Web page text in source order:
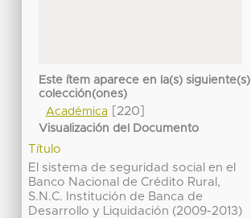
Este ítem aparece en la(s) siguiente(s)
colección(ones)
Académica[220]
Visualización del Documento
Título
El sistema de seguridad social en el
Banco Nacional de Crédito Rural,
S.N.C. Institución de Banca de
Desarrollo y Liquidación (2009-2013)